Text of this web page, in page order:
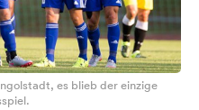
es blieb der einzige